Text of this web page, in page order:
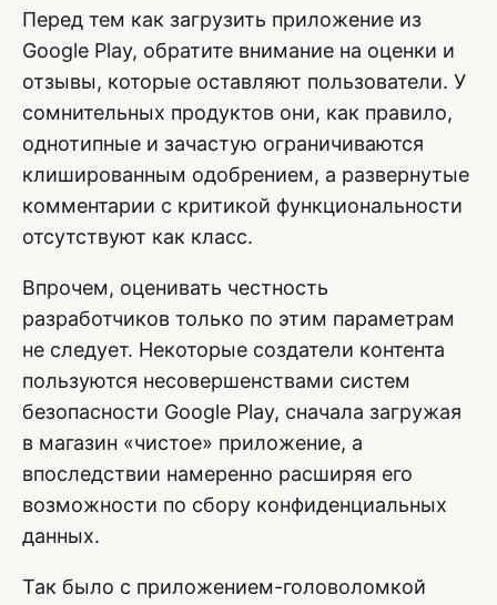
Перед тем как загрузить приложение из
Google Play, обратите внимание на оценки и
отзывы, которые оставляют пользователи. У
сомнительных продуктов они, как правило,
однотипные и зачастую ограничиваются
клишированным одобрением, а развернутые
комментарии с критикой функциональности
отсутствуют как класс.
Впрочем, оценивать честность
разработчиков только по этим параметрам
не следует. Некоторые создатели контента
пользуются несовершенствами систем
безопасности Google Play, сначала загружая
в магазин «чистое» приложение, а
впоследствии намеренно расширяя его
возможности по сбору конфиденциальных
данных.
Так было с приложением-головоломкой